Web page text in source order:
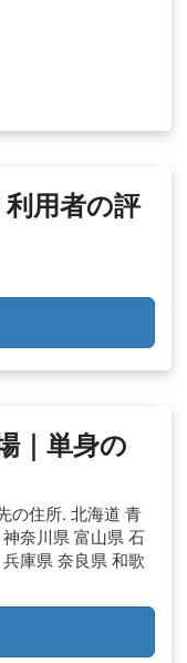
用者の評
｜単身の
の住所. 北海道 青
奈川県 富山県 石
庫県 奈良県 和歌